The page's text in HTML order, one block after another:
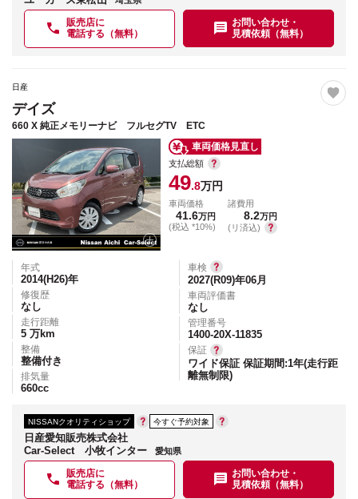
販売店に
電話する（無料）
お問い合わせ・
見積依頼（無料）
日産
デイズ
660 X 純正メモリーナビ フルセグTV ETC
車両価格見直し
支払総額
49.8万円
車両価格
41.6万円
(税込 *10%)
諸費用
8.2万円
(リ済込)
年式
2014(H26)年
修復歴
なし
走行距離
5 万km
整備
整備付き
排気量
660cc
車検
2027(R09)年06月
車両評価書
なし
管理番号
1400-20X-11835
保証
ワイド保証 保証期間:1年(走行距
離無制限)
NISSANクオリティショップ 今すぐ予約対象
日産愛知販売株式会社
Car-Select 小牧インター
愛知県
販売店に
電話する（無料）
お問い合わせ・
見積依頼（無料）